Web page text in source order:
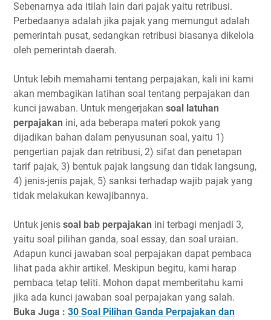
Sebenarnya ada itilah lain dari pajak yaitu retribusi.
Perbedaanya adalah jika pajak yang memungut adalah
pemerintah pusat, sedangkan retribusi biasanya dikelola
oleh pemerintah daerah.
Untuk lebih memahami tentang perpajakan, kali ini kami
akan membagikan latihan soal tentang perpajakan dan
kunci jawaban. Untuk mengerjakan soal latuhan
perpajakan ini, ada beberapa materi pokok yang
dijadikan bahan dalam penyusunan soal, yaitu 1)
pengertian pajak dan retribusi, 2) sifat dan penetapan
tarif pajak, 3) bentuk pajak langsung dan tidak langsung,
4) jenis-jenis pajak, 5) sanksi terhadap wajib pajak yang
tidak melakukan kewajibannya.
Untuk jenis soal bab perpajakan ini terbagi menjadi 3,
yaitu soal pilihan ganda, soal essay, dan soal uraian.
Adapun kunci jawaban soal perpajakan dapat pembaca
lihat pada akhir artikel. Meskipun begitu, kami harap
pembaca tetap teliti. Mohon dapat memberitahu kami
jika ada kunci jawaban soal perpajakan yang salah.
Buka Juga : 30 Soal Pilihan Ganda Perpajakan dan